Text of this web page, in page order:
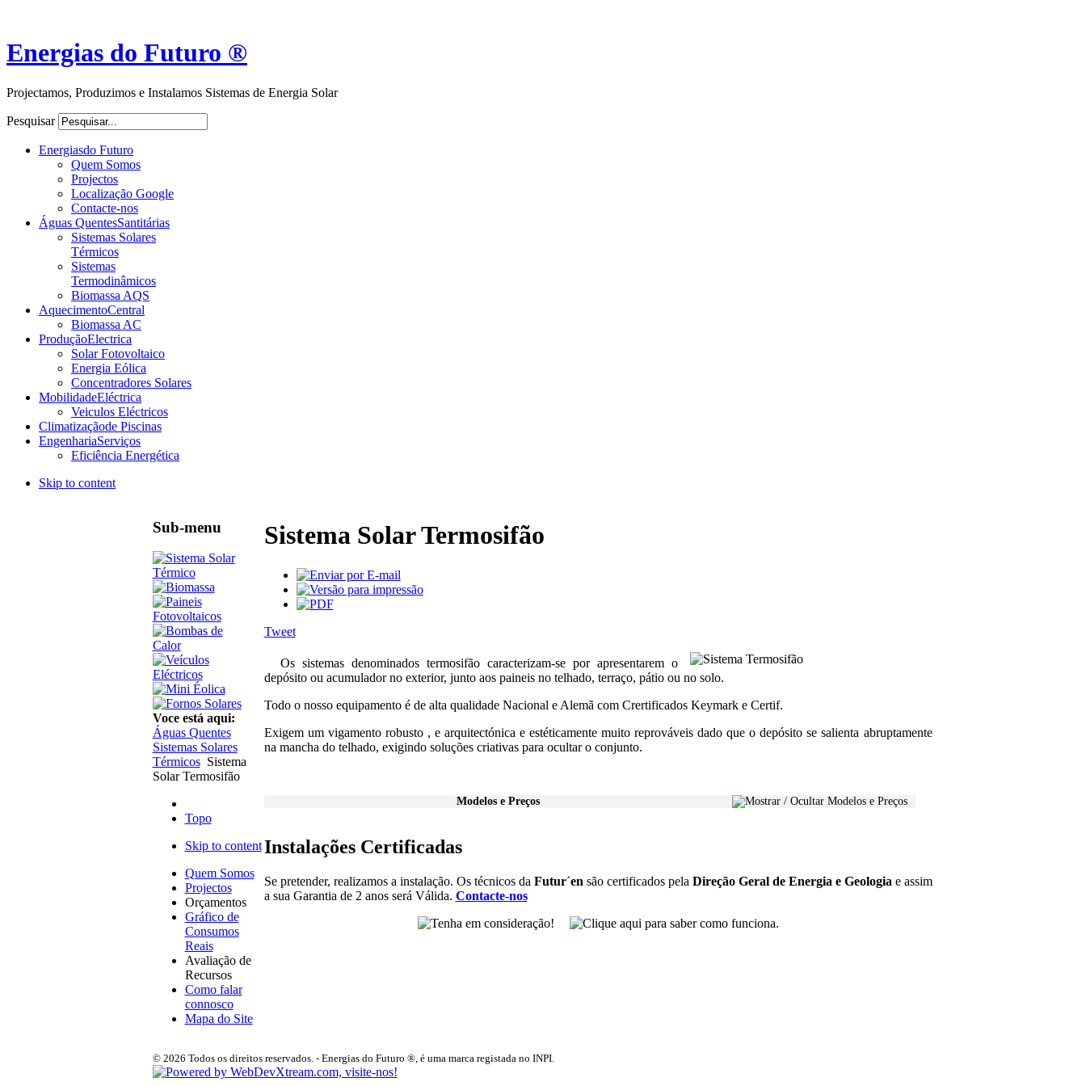
Energias do Futuro ®
Projectamos, Produzimos e Instalamos Sistemas de Energia Solar
Pesquisar
Energiasdo Futuro
Quem Somos
Projectos
Localização Google
Contacte-nos
Águas QuentesSantitárias
Sistemas Solares
Térmicos
Sistemas
Termodinâmicos
Biomassa AQS
AquecimentoCentral
Biomassa AC
ProduçãoElectrica
Solar Fotovoltaico
Energia Eólica
Concentradores Solares
MobilidadeEléctrica
Veiculos Eléctricos
Climatizaçãode Piscinas
EngenhariaServiços
Eficiência Energética
Skip to content
Sub-menu Sistema Solar Termosifão
Tweet
Os sistemas denominados termosifão caracterizam-se por apresentarem o
depósito ou acumulador no exterior, junto aos paineis no telhado, terraço, pátio ou no solo.
Todo o nosso equipamento é de alta qualidade Nacional e Alemã com Crertificados Keymark e Certif.
Exigem um vigamento robusto , e arquitectónica e estéticamente muito reprováveis dado que o depósito se salienta abruptamente
na mancha do telhado, exigindo soluções criativas para ocultar o conjunto.
Modelos e Preços
Instalações Certificadas
Se pretender, realizamos a instalação. Os técnicos da Futur´en são certificados pela Direção Geral de Energia e Geologia e assim
a sua Garantia de 2 anos será Válida. Contacte-nos
Voce está aqui:
Águas Quentes
Sistemas Solares
Térmicos Sistema
Solar Termosifão
Topo
Skip to content
Quem Somos
Projectos
Orçamentos
Gráfico de
Consumos
Reais
Avaliação de
Recursos
Como falar
connosco
Mapa do Site
© 2026 Todos os direitos reservados. - Energias do Futuro ®, é uma marca registada no INPI.